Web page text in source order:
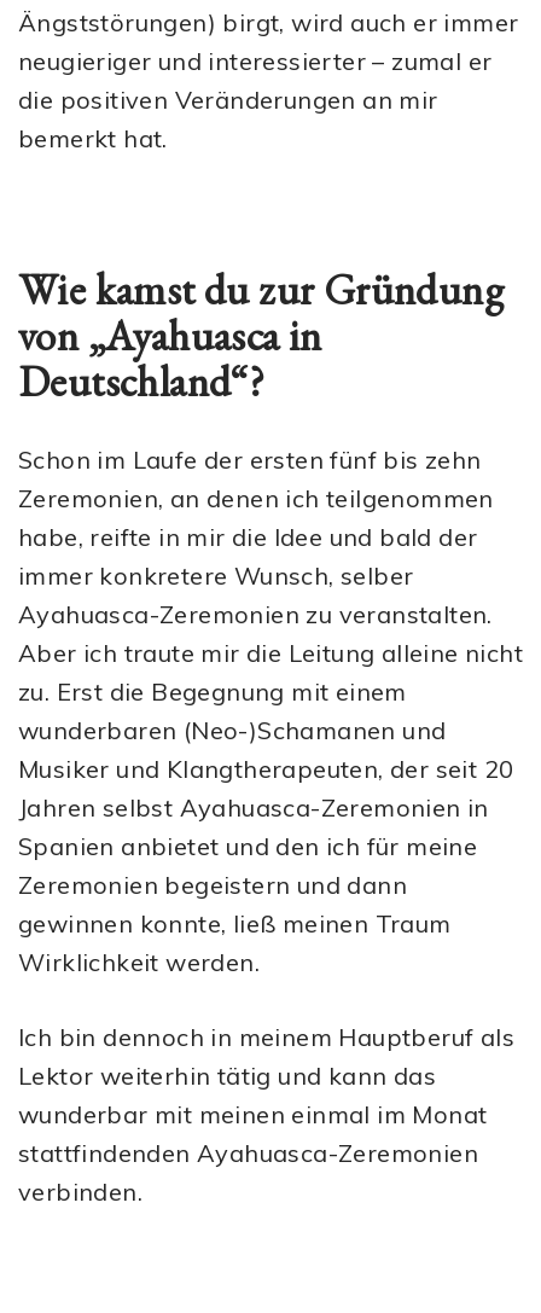
Ängststörungen) birgt, wird auch er immer
neugieriger und interessierter – zumal er
die positiven Veränderungen an mir
bemerkt hat.
Wie kamst du zur Gründung
von „Ayahuasca in
Deutschland“?
Schon im Laufe der ersten fünf bis zehn
Zeremonien, an denen ich teilgenommen
habe, reifte in mir die Idee und bald der
immer konkretere Wunsch, selber
Ayahuasca-Zeremonien zu veranstalten.
Aber ich traute mir die Leitung alleine nicht
zu. Erst die Begegnung mit einem
wunderbaren (Neo-)Schamanen und
Musiker und Klangtherapeuten, der seit 20
Jahren selbst Ayahuasca-Zeremonien in
Spanien anbietet und den ich für meine
Zeremonien begeistern und dann
gewinnen konnte, ließ meinen Traum
Wirklichkeit werden.
Ich bin dennoch in meinem Hauptberuf als
Lektor weiterhin tätig und kann das
wunderbar mit meinen einmal im Monat
stattfindenden Ayahuasca-Zeremonien
verbinden.